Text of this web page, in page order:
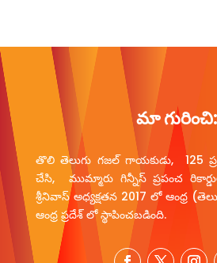
మా గురించి:
తొలి తెలుగు గజల్ గాయకుడు, 125
చేసి, ముమ్మారు గిన్నీస్ ప్రపంచ
శ్రీనివాస్ అధ్యక్షతన 2017 లో ఆంధ్ర
ఆంధ్ర ప్రదేశ్ లో స్థాపించబడింది.